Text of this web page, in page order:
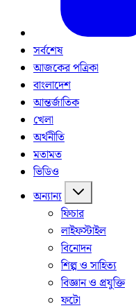
সর্বশেষ
আজকের পত্রিকা
বাংলাদেশ
আন্তর্জাতিক
খেলা
অর্থনীতি
মতামত
ভিডিও
অন্যান্য
ফিচার
লাইফস্টাইল
বিনোদন
শিল্প ও সাহিত্য
বিজ্ঞান ও প্রযুক্তি
ফটো